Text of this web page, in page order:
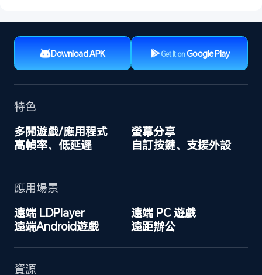
Download APK Get It onGoogle Play
特色
多開遊戲/應用程式
螢幕分享
高幀率、低延遲
自訂按鍵、支援外設
應用場景
遠端 LDPlayer
遠端 PC 遊戲
遠端Android遊戲
遠距辦公
資源